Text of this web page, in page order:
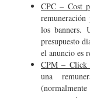
CPC – Cost
los banners.
presupuesto
el anuncio es
CPM – Click
una